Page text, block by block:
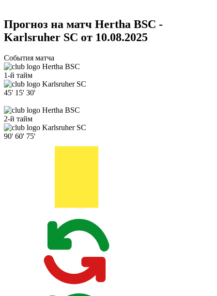
Прогноз на матч Hertha BSC -
Karlsruher SC от 10.08.2025
События матча
Hertha BSC
1-й тайм
Karlsruher SC
45' 15' 30'
Hertha BSC
2-й тайм
Karlsruher SC
90' 60' 75'